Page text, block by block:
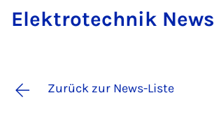
Elek­tro­tech­nik News
Zurück zur News-Liste